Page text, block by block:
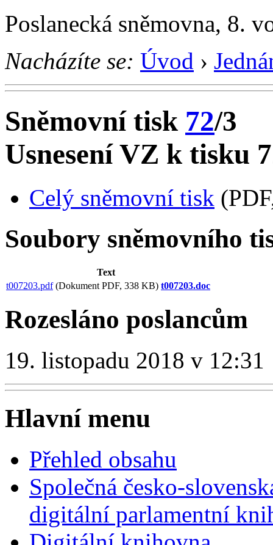
Poslanecká sněmovna, 8.
Nacházíte se: Úvod ›
Sněmovní tisk 72/3
Usnesení VZ k tisku
Celý sněmovní tisk
Soubory sněmovního
Text
t007203.pdf(Dokument PDF, 338 KB) t007203.doc
Rozesláno poslancům
19. listopadu 2018 v 12:31
Hlavní menu
Přehled obsahu
Společná česko-
digitální parlamentní